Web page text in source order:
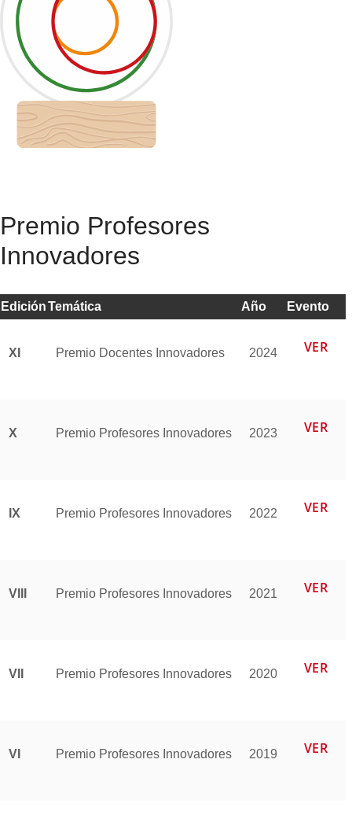
Premio Profesores
Innovadores
EdiciónTemática Año Evento
XI Premio Docentes Innovadores 2024 VER
X Premio Profesores Innovadores 2023 VER
IX Premio Profesores Innovadores 2022 VER
VIII Premio Profesores Innovadores 2021 VER
VII Premio Profesores Innovadores 2020 VER
VI Premio Profesores Innovadores 2019 VER